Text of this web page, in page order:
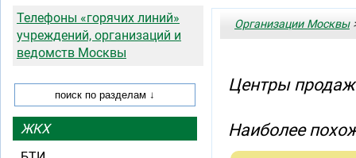
Организации Москвы
Центры
Наиболее
Телефоны «горячих линий»
учреждений, организаций и
ведомств Москвы
ЖКХ